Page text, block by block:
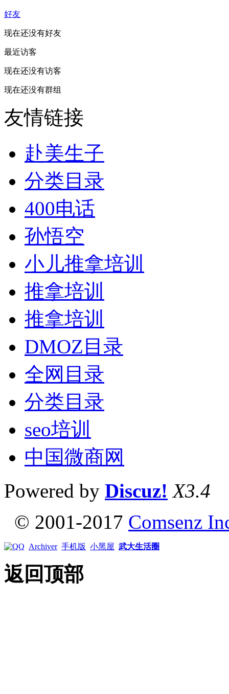
好友
现在还没有好友
最近访客
现在还没有访客
现在还没有群组
友情链接
赴美生子
分类目录
400电话
孙悟空
小儿推拿培训
推拿培训
推拿培训
DMOZ目录
全网目录
分类目录
seo培训
中国微商网
Powered by Discuz! X3.4
© 2001-2017 Comsenz
Archiver 手机版 小黑屋 武大生活圈
返回顶部